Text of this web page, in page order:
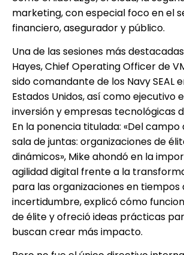
marketing, con especial foco en el
financiero, asegurador y público.
Una de las sesiones más
Hayes, Chief Operating Officer de
sido comandante de los Navy SEAL
Estados Unidos, así como ejecutivo
inversión y empresas tecnológicas
En la ponencia titulada: «Del
sala de juntas: organizaciones de
dinámicos», Mike ahondó en la
agilidad digital frente a la
para las organizaciones en tiempos
incertidumbre, explicó cómo
de élite y ofreció ideas prácticas
buscan crear más impacto.